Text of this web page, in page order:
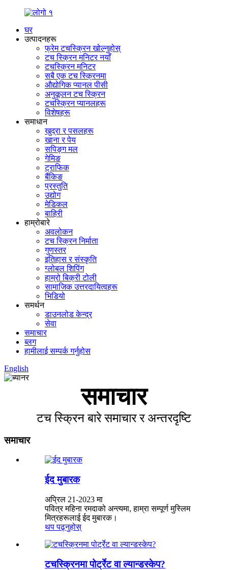
घर
उत्पादनहरू
फ्रेम टचस्क्रिन खोल्नुहोस्
टच स्क्रिन मनिटर नयाँ
टचस्क्रिन मनिटर
सबै एक टच स्क्रिनमा
औद्योगिक प्यानल पीसी
अनुकूलन टच स्क्रिन
टचस्क्रिन प्यानलहरू
विशेषहरू
समाधान
खुद्रा र पसलहरू
खाना र पेय
सपिङ्ग मल
गेमिङ
ट्राफिक
बैंकिङ
प्रस्तुति
उद्योग
मेडिकल
बाहिरी
हाम्रोबारे
अवलोकन
टच स्क्रिन निर्माता
गुणस्तर
इतिहास र संस्कृति
ग्लोबल शिपिंग
हाम्रो बिक्री टोली
सामाजिक उत्तरदायित्वहरू
भिडियो
समर्थन
डाउनलोड केन्द्र
सेवा
समाचार
ब्लग
हामीलाई सम्पर्क गर्नुहोस
English
समाचार
टच स्क्रिन बारे समाचार र अन्तरदृष्टि
समाचार
ईद मुबारक
अप्रिल 21-2023 मा
पवित्र महिना रमदाको अन्त्यमा, हाम्रा सम्पूर्ण मुस्लिम
मित्रहरूलाई ईद मुबारक।
थप पढ्नुहोस्
टचस्क्रिनमा पोर्ट्रेट वा ल्यान्डस्केप?